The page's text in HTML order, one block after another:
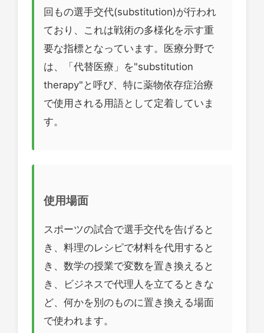
回もの選手交代(substitution)が行われ
ており、これは戦術の多様化を示す重
要な指標となっています。医療分野で
は、「代替医療」を"substitution
therapy"と呼び、特に薬物依存症治療
で使用される用語として定着していま
す。
使用場面
スポーツの試合で選手交代を告げると
き、料理のレシピで材料を代用すると
き、数学の授業で変数を置き換えると
き、ビジネスで代理人を立てるときな
ど、何かを別のものに置き換える場面
で使われます。